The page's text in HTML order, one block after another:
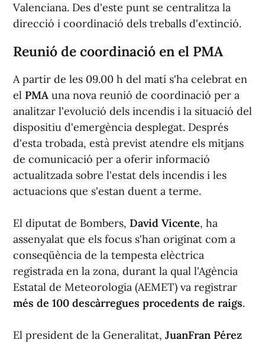
Valenciana. Des d'este punt se centralitza la
direcció i coordinació dels treballs d'extinció.
Reunió de coordinació en el PMA
A partir de les 09.00 h del matí s'ha celebrat en
el PMA una nova reunió de coordinació per a
analitzar l'evolució dels incendis i la situació del
dispositiu d'emergència desplegat. Després
d'esta trobada, està previst atendre els mitjans
de comunicació per a oferir informació
actualitzada sobre l'estat dels incendis i les
actuacions que s'estan duent a terme.
El diputat de Bombers, David Vicente, ha
assenyalat que els focus s'han originat com a
conseqüència de la tempesta elèctrica
registrada en la zona, durant la qual l'Agència
Estatal de Meteorologia (AEMET) va registrar
més de 100 descàrregues procedents de raigs.
El president de la Generalitat, JuanFran Pérez